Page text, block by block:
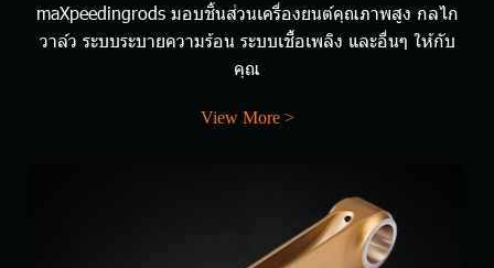
maXpeedingrods มอบชิ้นส่วนเครื่องยนต์คุณภาพสูง กลไก
วาล์ว ระบบระบายความร้อน ระบบเชื้อเพลิง และอื่นๆ ให้กับ
คุณ
View More >